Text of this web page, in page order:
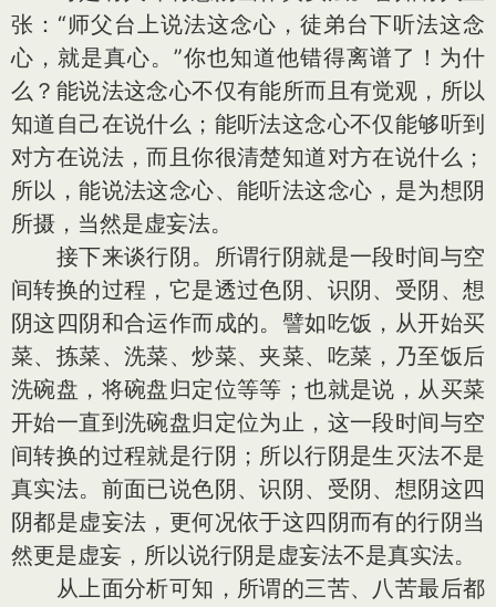
张：“师父台上说法这念心，徒弟台下听法这念
心，就是真心。”你也知道他错得离谱了！为什
么？能说法这念心不仅有能所而且有觉观，所以
知道自己在说什么；能听法这念心不仅能够听到
对方在说法，而且你很清楚知道对方在说什么；
所以，能说法这念心、能听法这念心，是为想阴
所摄，当然是虚妄法。
接下来谈行阴。所谓行阴就是一段时间与空
间转换的过程，它是透过色阴、识阴、受阴、想
阴这四阴和合运作而成的。譬如吃饭，从开始买
菜、拣菜、洗菜、炒菜、夹菜、吃菜，乃至饭后
洗碗盘，将碗盘归定位等等；也就是说，从买菜
开始一直到洗碗盘归定位为止，这一段时间与空
间转换的过程就是行阴；所以行阴是生灭法不是
真实法。前面已说色阴、识阴、受阴、想阴这四
阴都是虚妄法，更何况依于这四阴而有的行阴当
然更是虚妄，所以说行阴是虚妄法不是真实法。
从上面分析可知，所谓的三苦、八苦最后都